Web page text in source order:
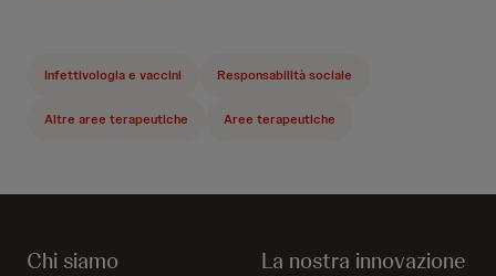
Infettivologia e vaccini Responsabilità sociale
Altre aree terapeutiche Aree terapeutiche
Chi siamo La nostra innovazione